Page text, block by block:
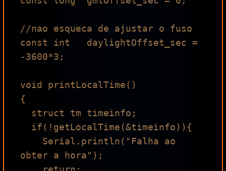
//nao esqueca de ajustar o fuso
const int   daylightOffset_sec =
-3600*3;
void printLocalTime()
{
obter a hora");